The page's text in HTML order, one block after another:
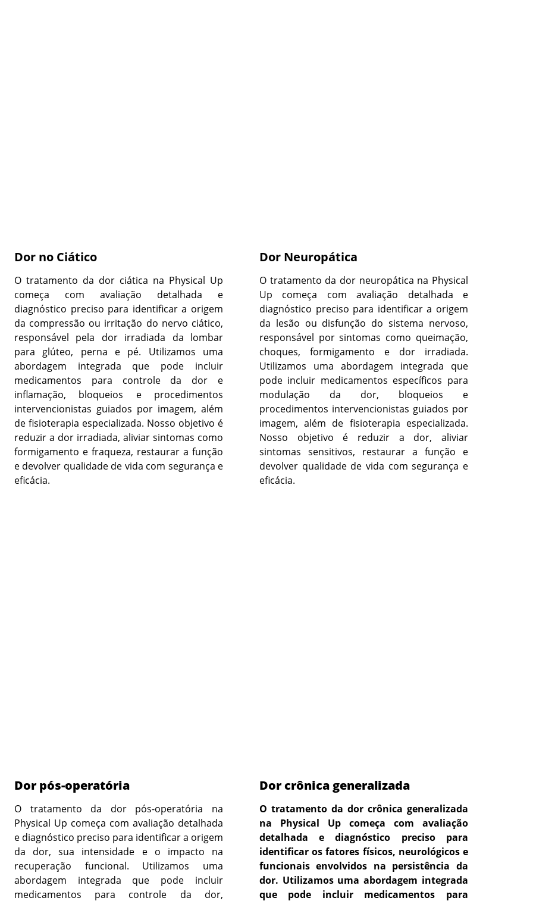
O tratamento da dor neuropática na Physical
Up começa com avaliação detalhada e
diagnóstico preciso para identificar a origem
da lesão ou disfunção do sistema nervoso,
responsável por sintomas como queimação,
choques, formigamento e dor irradiada.
Utilizamos uma abordagem integrada que
pode incluir medicamentos específicos para
modulação da dor, bloqueios e
procedimentos intervencionistas guiados por
imagem, além de fisioterapia especializada.
Nosso objetivo é reduzir a dor, aliviar
sintomas sensitivos, restaurar a função e
devolver qualidade de vida com segurança e
eficácia.
Dor Neuropática
Dor no Ciático
O tratamento da dor ciática na Physical Up
começa com avaliação detalhada e
diagnóstico preciso para identificar a origem
da compressão ou irritação do nervo ciático,
responsável pela dor irradiada da lombar
para glúteo, perna e pé. Utilizamos uma
abordagem integrada que pode incluir
medicamentos para controle da dor e
inflamação, bloqueios e procedimentos
intervencionistas guiados por imagem, além
de fisioterapia especializada. Nosso objetivo é
reduzir a dor irradiada, aliviar sintomas como
formigamento e fraqueza, restaurar a função
e devolver qualidade de vida com segurança e
eficácia.
Dor pós-operatória
O tratamento da dor pós-operatória na
Physical Up começa com avaliação detalhada
e diagnóstico preciso para identificar a origem
da dor, sua intensidade e o impacto na
recuperação funcional. Utilizamos uma
abordagem integrada que pode incluir
medicamentos para controle da dor,
O tratamento da dor crônica generalizada
na Physical Up começa com avaliação
detalhada e diagnóstico preciso para
identificar os fatores físicos, neurológicos e
funcionais envolvidos na persistência da
dor. Utilizamos uma abordagem integrada
que pode incluir medicamentos para
Dor crônica generalizada